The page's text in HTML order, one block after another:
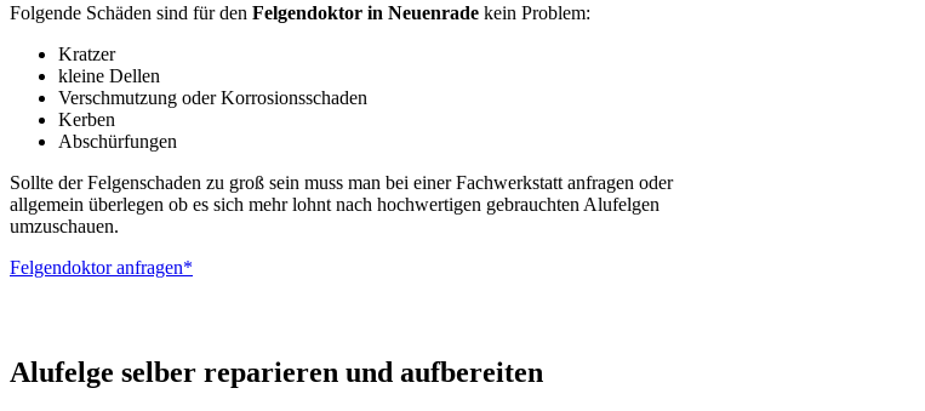
Folgende Schäden sind für den Felgendoktor in Neuenrade kein Problem:
Kratzer
kleine Dellen
Verschmutzung oder Korrosionsschaden
Kerben
Abschürfungen
Sollte der Felgenschaden zu groß sein muss man bei einer Fachwerkstatt anfragen oder
allgemein überlegen ob es sich mehr lohnt nach hochwertigen gebrauchten Alufelgen
umzuschauen.
Felgendoktor anfragen*
Alufelge selber reparieren und aufbereiten